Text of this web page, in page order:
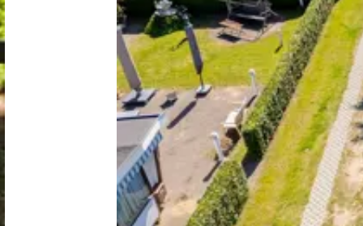
Nieuws / blog
Over Campingzoeker
Meld mijn camping aan
Samenwerken / adverteren